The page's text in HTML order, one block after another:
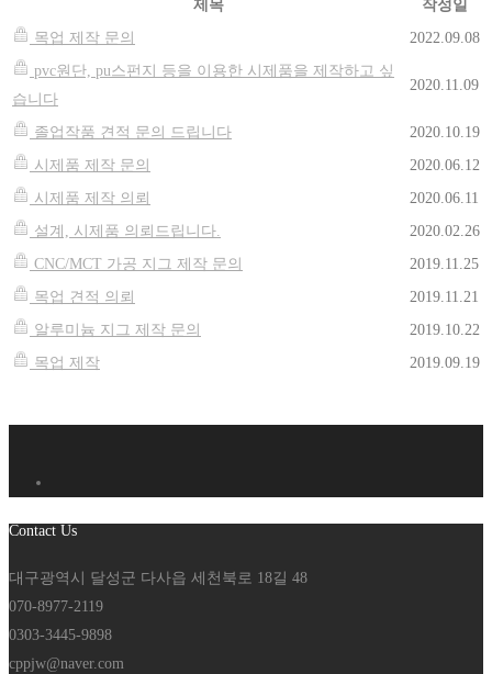
제목
작성일
목업 제작 문의
2022.09.08
pvc원단, pu스펀지 등을 이용한 시제품을 제작하고 싶
습니다
2020.11.09
졸업작품 견적 문의 드립니다
2020.10.19
시제품 제작 문의
2020.06.12
시제품 제작 의뢰
2020.06.11
설계, 시제품 의뢰드립니다.
2020.02.26
CNC/MCT 가공 지그 제작 문의
2019.11.25
목업 견적 의뢰
2019.11.21
알루미늄 지그 제작 문의
2019.10.22
목업 제작
2019.09.19
Contact Us
대구광역시 달성군 다사읍 세천북로 18길 48
070-8977-2119
0303-3445-9898
cppjw@naver.com